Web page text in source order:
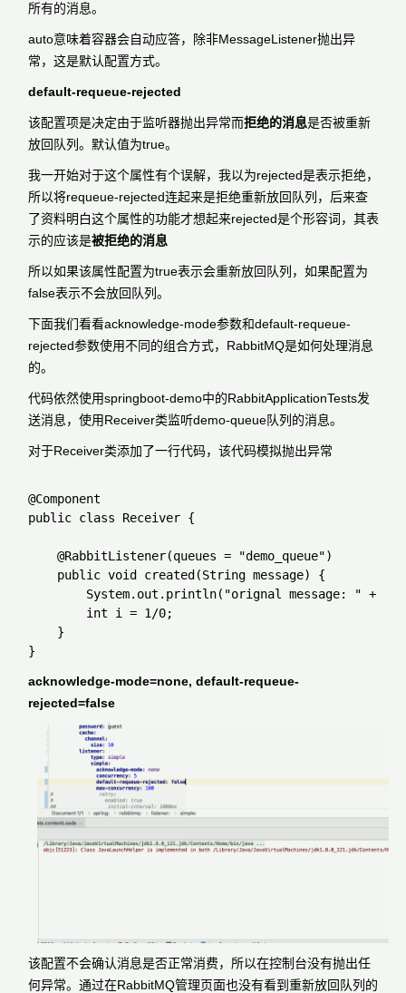
所有的消息。
auto意味着容器会自动应答，除非MessageListener抛出异
常，这是默认配置方式。
default-requeue-rejected
该配置项是决定由于监听器抛出异常而拒绝的消息是否被重新
放回队列。默认值为true。
我一开始对于这个属性有个误解，我以为rejected是表示拒绝，
所以将requeue-rejected连起来是拒绝重新放回队列，后来查
了资料明白这个属性的功能才想起来rejected是个形容词，其表
示的应该是被拒绝的消息
所以如果该属性配置为true表示会重新放回队列，如果配置为
false表示不会放回队列。
下面我们看看acknowledge-mode参数和default-requeue-
rejected参数使用不同的组合方式，RabbitMQ是如何处理消息
的。
代码依然使用springboot-demo中的RabbitApplicationTests发
送消息，使用Receiver类监听demo-queue队列的消息。
对于Receiver类添加了一行代码，该代码模拟抛出异常
@Component
public class Receiver {
    @RabbitListener(queues = "demo_queue")
    public void created(String message) {
System.out.println("orignal message: " +
        int i = 1/0;
    }
acknowledge-mode=none, default-requeue-
rejected=false
该配置不会确认消息是否正常消费，所以在控制台没有抛出任
何异常。通过在RabbitMQ管理页面也没有看到重新放回队列的